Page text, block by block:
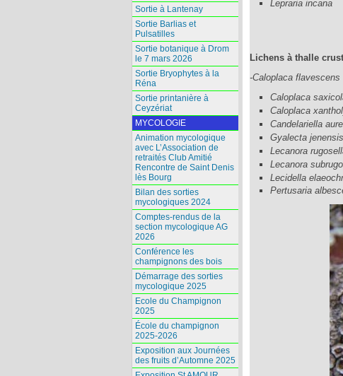
Lepraria incana
Lichens à thalle
-Caloplaca flavescens
Caloplaca
Caloplaca
Candelariella
Gyalecta jenensis
Lecanora
Lecanora
Lecidella
Pertusaria
Sortie à Lantenay
Sortie Barlias et
Pulsatilles
Sortie botanique à Drom
le 7 mars 2026
Sortie Bryophytes à la
Réna
Sortie printanière à
Ceyzériat
MYCOLOGIE
Animation mycologique
avec L’Association de
retraités Club Amitié
Rencontre de Saint Denis
lès Bourg
Bilan des sorties
mycologiques 2024
Comptes-rendus de la
section mycologique AG
2026
Conférence les
champignons des bois
Démarrage des sorties
mycologique 2025
Ecole du Champignon
2025
École du champignon
2025-2026
Exposition aux Journées
des fruits d’Automne 2025